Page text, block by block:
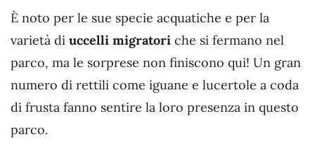
È noto per le sue specie acquatiche e per la
varietà di uccelli migratori che si fermano nel
parco, ma le sorprese non finiscono qui! Un gran
numero di rettili come iguane e lucertole a coda
di frusta fanno sentire la loro presenza in questo
parco.